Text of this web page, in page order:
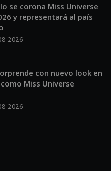
se corona Miss Universe
y representará al país
2026
con nuevo look en
Miss Universe
2026